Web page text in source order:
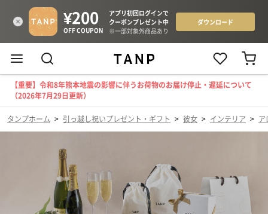
【重要】令和8年熊本地震の影響に伴うお荷物のお届け停止・遅延について
（2026年7月29日更新）
タンプホーム > 引っ越し祝いプレゼント・ギフト > 彼女 > インテリア > ア